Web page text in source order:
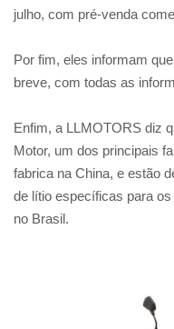
julho, com pré-venda
Por fim, eles informam
breve, com todas as
Enfim, a LLMOTORS diz
Motor, um dos principais
fabrica na China, e estão
de lítio específicas para
no Brasil.